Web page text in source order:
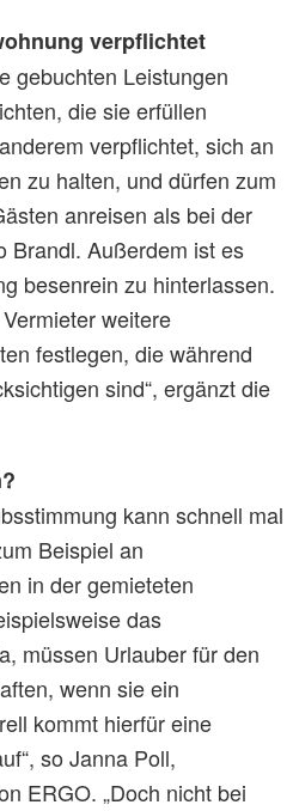
verpflichtet
gebuchten Leistungen
die sie erfüllen
verpflichtet, sich an
zu halten, und dürfen zum
anreisen als bei der
Brandl. Außerdem ist es
besenrein zu hinterlassen.
weitere
festlegen, die während
sind“, ergänzt die
kann schnell mal
Beispiel an
in der gemieteten
das
müssen Urlauber für den
wenn sie ein
kommt hierfür eine
so Janna Poll,
ERGO. „Doch nicht bei